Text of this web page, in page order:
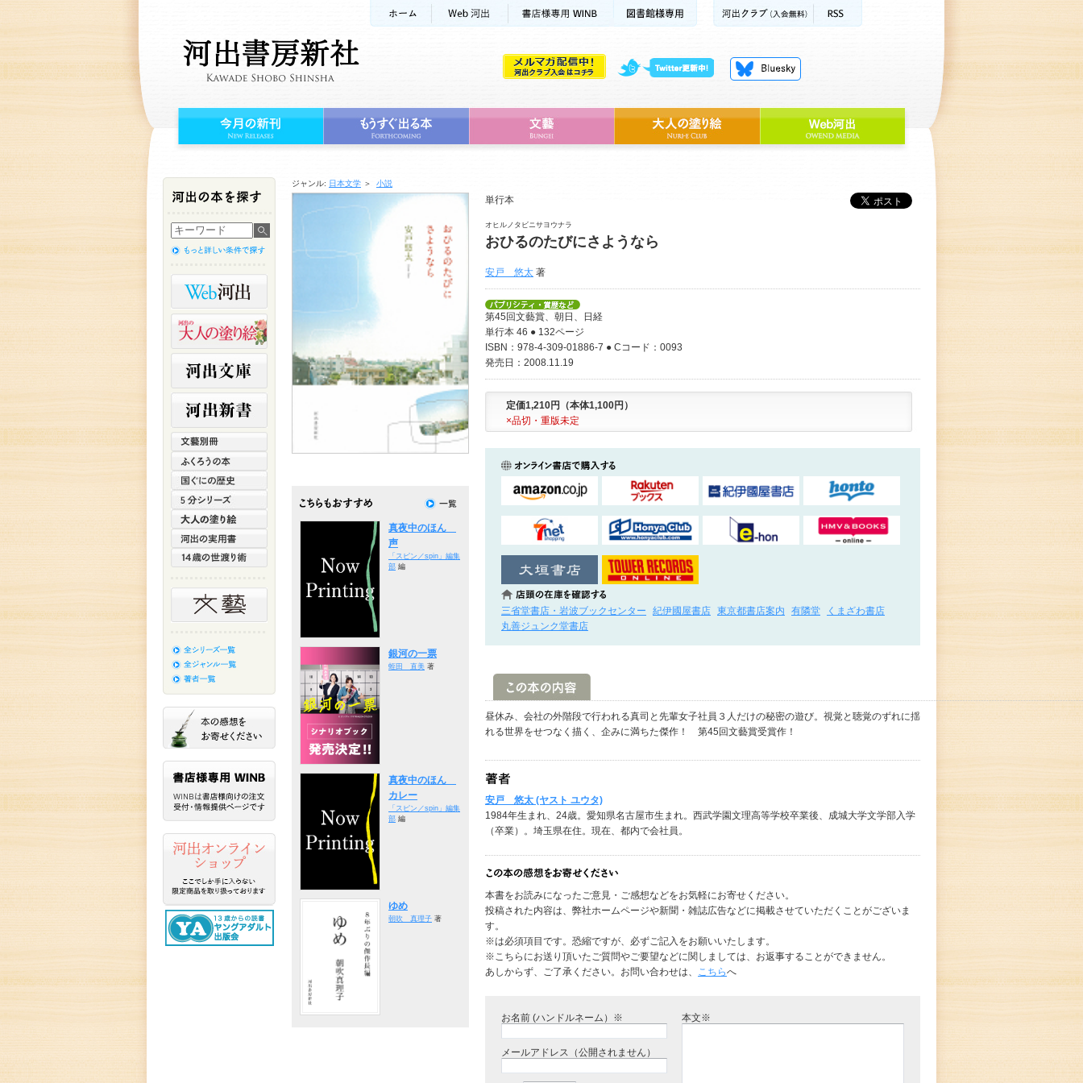
ジャンル: 日本文学 ＞ 小説
単行本
オヒルノタビニサヨウナラ
おひるのたびにさようなら
安戸 悠太 著
第45回文藝賞、朝日、日経
単行本 46 ● 132ページ
ISBN：978-4-309-01886-7 ● Cコード：0093
発売日：2008.11.19
定価1,210円（本体1,100円）
×品切・重版未定
三省堂書店・岩波ブックセンター 紀伊國屋書店 東京都書店案内 有隣堂
くまざわ書店
丸善ジュンク堂書店
昼休み、会社の外階段で行われる真司と先輩女子社員３人だけの秘密の遊び。視覚と聴覚のずれに揺
れる世界をせつなく描く、企みに満ちた傑作！ 第45回文藝賞受賞作！
安戸 悠太 (ヤスト ユウタ)
1984年生まれ、24歳。愛知県名古屋市生まれ。西武学園文理高等学校卒業後、成城大学文学部入学
（卒業）。埼玉県在住。現在、都内で会社員。
本書をお読みになったご意見・ご感想などをお気軽にお寄せください。
投稿された内容は、弊社ホームページや新聞・雑誌広告などに掲載させていただくことがございま
す。
※は必須項目です。恐縮ですが、必ずご記入をお願いいたします。
※こちらにお送り頂いたご質問やご要望などに関しましては、お返事することができません。
あしからず、ご了承ください。お問い合わせは、 こちらへ
お名前 (ハンドルネーム）※
メールアドレス（公開されません）
本文※
真夜中のほん
声
「スピン／spin」編集
部 編
銀河の一票
蛭田 直美 著
真夜中のほん
カレー
「スピン／spin」編集
部 編
ゆめ
朝吹 真理子 著